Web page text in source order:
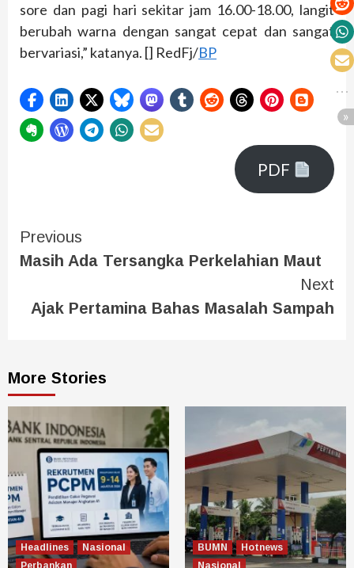
sore dan pagi hari sekitar jam 16.00-18.00, langit
berubah warna dengan sangat cepat dan sangat
bervariasi,” katanya. [] RedFj/BP
PDF
Previous
Masih Ada Tersangka Perkelahian Maut
Next
Ajak Pertamina Bahas Masalah Sampah
More Stories
Headlines
Nasional
BUMN
Hotnews